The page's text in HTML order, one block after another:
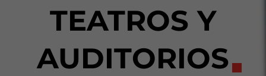
TEATROS Y
AUDITORIOS